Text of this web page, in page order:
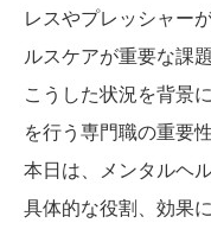
レスやプレッシャー
ルスケアが重要な課
こうした状況を背景
を行う専門職の重要
本日は、メンタルヘ
具体的な役割、効果